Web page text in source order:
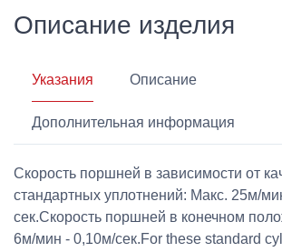
Описание изделия
Указания Описание
Дополнительная информация
Скорость поршней в зависимости от
стандартных уплотнений: Макс. 25м/
сек.Скорость поршней в конечном
6м/мин - 0,10м/сек.For these standard